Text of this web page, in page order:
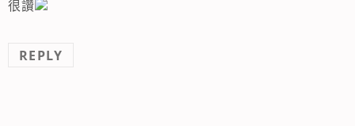
很讚
REPLY